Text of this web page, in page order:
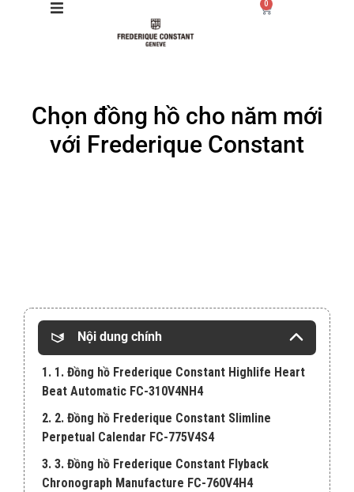
Manufacture
0
Chọn đồng hồ cho năm mới
với Frederique Constant
Nội dung chính
1. 1. Đồng hồ Frederique Constant Highlife Heart
Beat Automatic FC-310V4NH4
2. 2. Đồng hồ Frederique Constant Slimline
Perpetual Calendar FC-775V4S4
3. 3. Đồng hồ Frederique Constant Flyback
Chronograph Manufacture FC-760V4H4